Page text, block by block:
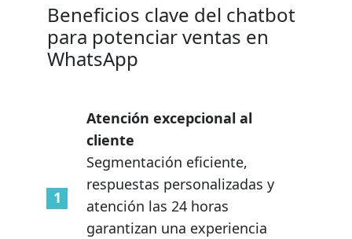
Beneficios clave del chatbot
para potenciar ventas en
WhatsApp
Atención excepcional al
cliente
Segmentación eficiente,
respuestas personalizadas y
atención las 24 horas
garantizan una experiencia